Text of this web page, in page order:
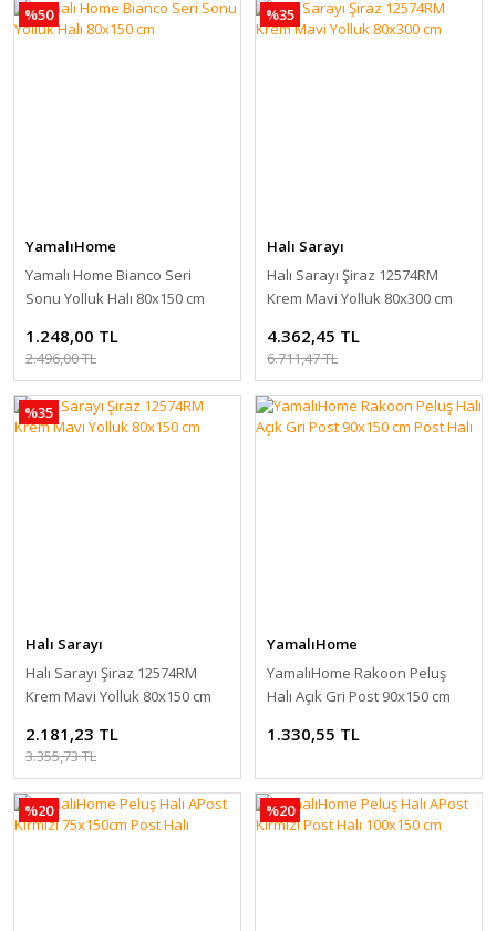
%50
YamalıHome
Yamalı Home Bianco Seri
Sonu Yolluk Halı 80x150 cm
1.248,00 TL
2.496,00 TL
%35
Halı Sarayı
Halı Sarayı Şiraz 12574RM
Krem Mavi Yolluk 80x300 cm
4.362,45 TL
6.711,47 TL
%35
Halı Sarayı
Halı Sarayı Şiraz 12574RM
Krem Mavi Yolluk 80x150 cm
2.181,23 TL
3.355,73 TL
YamalıHome
YamalıHome Rakoon Peluş
Halı Açık Gri Post 90x150 cm
1.330,55 TL
%20 %20